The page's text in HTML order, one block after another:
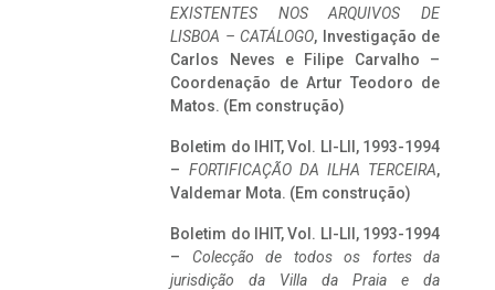
EXISTENTES NOS ARQUIVOS DE
LISBOA – CATÁLOGO, Investigação de
Carlos Neves e Filipe Carvalho –
Coordenação de Artur Teodoro de
Matos. (Em construção)
Boletim do IHIT, Vol. LI-LII, 1993-1994
– FORTIFICAÇÃO DA ILHA TERCEIRA,
Valdemar Mota. (Em construção)
Boletim do IHIT, Vol. LI-LII, 1993-1994
– Colecção de todos os fortes da
jurisdição da Villa da Praia e da